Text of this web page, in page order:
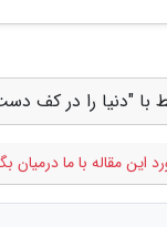
با "دنیا را در کف
این مقاله با ما درمیان